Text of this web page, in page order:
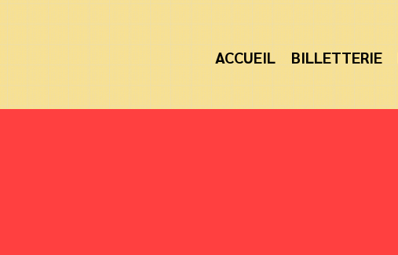
ACCUEIL BILLETTERIE